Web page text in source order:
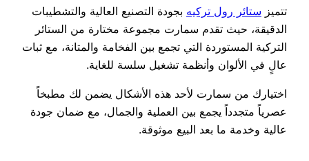
تتميز ستائر رول تركيه بجودة التصنيع العالية والتشطيبات
الدقيقة، حيث تقدم سمارت مجموعة مختارة من الستائر
التركية المستوردة التي تجمع بين الفخامة والمتانة، مع ثبات
عالٍ في الألوان وأنظمة تشغيل سلسة للغاية.
اختيارك من سمارت لأحد هذه الأشكال يضمن لك مطبخاً
عصرياً متجدداً يجمع بين العملية والجمال، مع ضمان جودة
عالية وخدمة ما بعد البيع موثوقة.